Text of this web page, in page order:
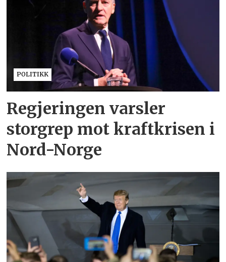
POLITIKK
Regjeringen varsler
storgrep mot kraftkrisen i
Nord-Norge